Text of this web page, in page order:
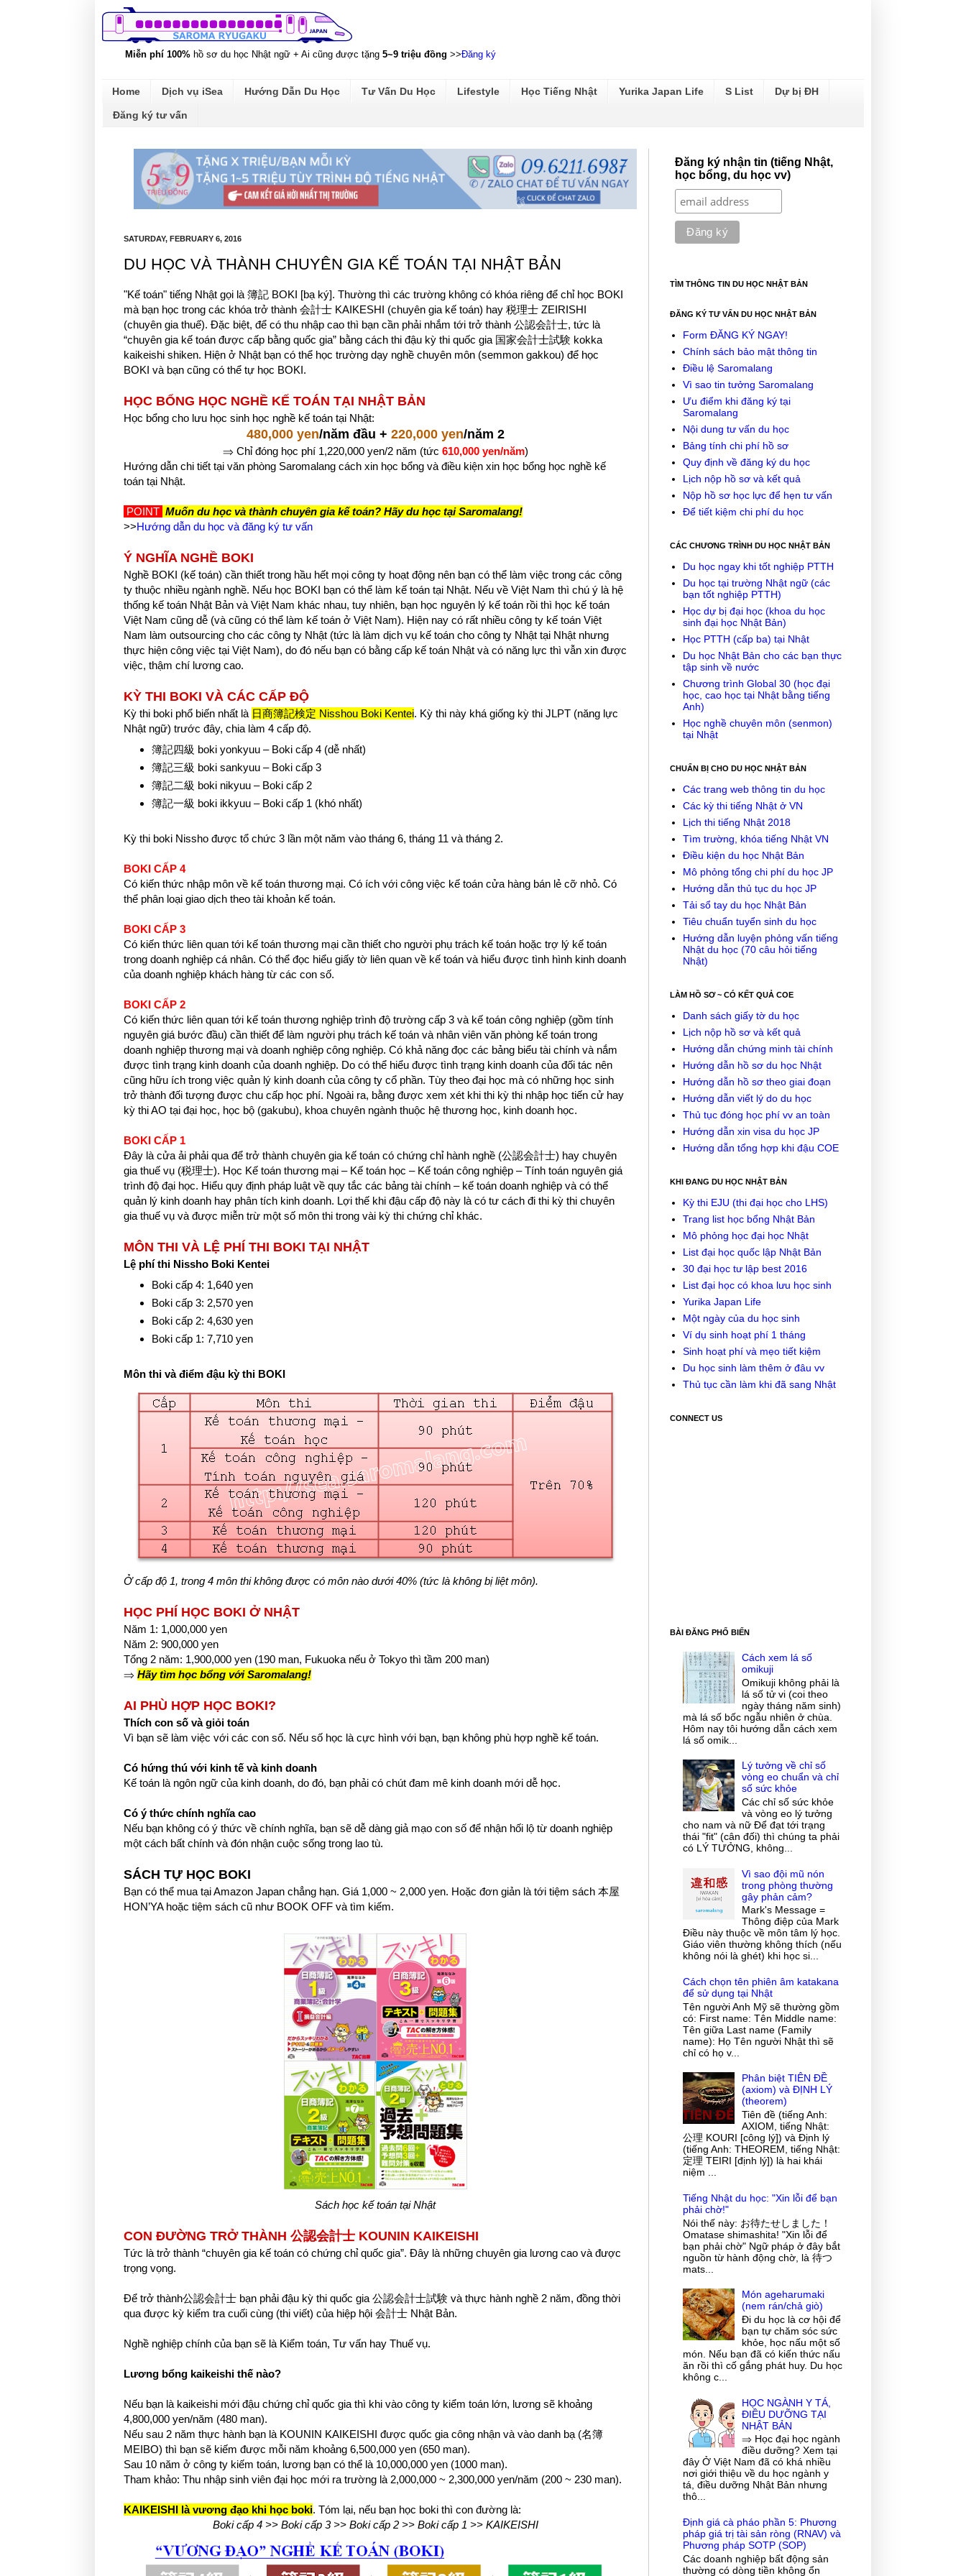
Miễn phí 100% hồ sơ du học Nhật ngữ + Ai cũng được tặng 5~9 triệu đồng >>Đăng ký
Home Dịch vụ iSea Hướng Dẫn Du Học Tư Vấn Du Học Lifestyle Học Tiếng Nhật Yurika Japan Life S List Dự bị ĐH
Đăng ký tư vấn
SATURDAY, FEBRUARY 6, 2016
DU HỌC VÀ THÀNH CHUYÊN GIA KẾ TOÁN TẠI NHẬT BẢN
"Kế toán" tiếng Nhật gọi là 簿記 BOKI [bạ ký]. Thường thì các trường không có khóa riêng để chỉ học BOKI
mà bạn học trong các khóa trở thành 会計士 KAIKESHI (chuyên gia kế toán) hay 税理士 ZEIRISHI
(chuyên gia thuế). Đặc biệt, để có thu nhập cao thì bạn cần phải nhắm tới trở thành 公認会計士, tức là
“chuyên gia kế toán được cấp bằng quốc gia” bằng cách thi đậu kỳ thi quốc gia 国家会計士試験 kokka
kaikeishi shiken. Hiện ở Nhật bạn có thể học trường dạy nghề chuyên môn (semmon gakkou) để học
BOKI và bạn cũng có thể tự học BOKI.
HỌC BỔNG HỌC NGHỀ KẾ TOÁN TẠI NHẬT BẢN
Học bổng cho lưu học sinh học nghề kế toán tại Nhật:
480,000 yen/năm đầu + 220,000 yen/năm 2
⇒ Chỉ đóng học phí 1,220,000 yen/2 năm (tức 610,000 yen/năm)
Hướng dẫn chi tiết tại văn phòng Saromalang cách xin học bổng và điều kiện xin học bổng học nghề kế
toán tại Nhật.
POINT Muốn du học và thành chuyên gia kế toán? Hãy du học tại Saromalang!
>>Hướng dẫn du học và đăng ký tư vấn
Ý NGHĨA NGHỀ BOKI
Nghề BOKI (kế toán) cần thiết trong hầu hết mọi công ty hoạt động nên bạn có thể làm việc trong các công
ty thuộc nhiều ngành nghề. Nếu học BOKI bạn có thể làm kế toán tại Nhật. Nếu về Việt Nam thì chú ý là hệ
thống kế toán Nhật Bản và Việt Nam khác nhau, tuy nhiên, bạn học nguyên lý kế toán rồi thì học kế toán
Việt Nam cũng dễ (và cũng có thể làm kế toán ở Việt Nam). Hiện nay có rất nhiều công ty kế toán Việt
Nam làm outsourcing cho các công ty Nhật (tức là làm dịch vụ kế toán cho công ty Nhật tại Nhật nhưng
thực hiện công việc tại Việt Nam), do đó nếu bạn có bằng cấp kế toán Nhật và có năng lực thì vẫn xin được
việc, thậm chí lương cao.
KỲ THI BOKI VÀ CÁC CẤP ĐỘ
Kỳ thi boki phổ biến nhất là 日商簿記検定 Nisshou Boki Kentei. Kỳ thi này khá giống kỳ thi JLPT (năng lực
Nhật ngữ) trước đây, chia làm 4 cấp độ.
簿記四級 boki yonkyuu – Boki cấp 4 (dễ nhất)
簿記三級 boki sankyuu – Boki cấp 3
簿記二級 boki nikyuu – Boki cấp 2
簿記一級 boki ikkyuu – Boki cấp 1 (khó nhất)
Kỳ thi boki Nissho được tổ chức 3 lần một năm vào tháng 6, tháng 11 và tháng 2.
BOKI CẤP 4
Có kiến thức nhập môn về kế toán thương mại. Có ích với công việc kế toán cửa hàng bán lẻ cỡ nhỏ. Có
thể phân loại giao dịch theo tài khoản kế toán.
BOKI CẤP 3
Có kiến thức liên quan tới kế toán thương mại cần thiết cho người phụ trách kế toán hoặc trợ lý kế toán
trong doanh nghiệp cá nhân. Có thể đọc hiểu giấy tờ liên quan về kế toán và hiểu được tình hình kinh doanh
của doanh nghiệp khách hàng từ các con số.
BOKI CẤP 2
Có kiến thức liên quan tới kế toán thương nghiệp trình độ trường cấp 3 và kế toán công nghiệp (gồm tính
nguyên giá bước đầu) cần thiết để làm người phụ trách kế toán và nhân viên văn phòng kế toán trong
doanh nghiệp thương mại và doanh nghiệp công nghiệp. Có khả năng đọc các bảng biểu tài chính và nắm
được tình trạng kinh doanh của doanh nghiệp. Do có thể hiểu được tình trạng kinh doanh của đối tác nên
cũng hữu ích trong việc quản lý kinh doanh của công ty cổ phần. Tùy theo đại học mà có những học sinh
trở thành đối tượng được chu cấp học phí. Ngoài ra, bằng được xem xét khi thi kỳ thi nhập học tiến cử hay
kỳ thi AO tại đại học, học bộ (gakubu), khoa chuyên ngành thuộc hệ thương học, kinh doanh học.
BOKI CẤP 1
Đây là cửa ải phải qua để trở thành chuyên gia kế toán có chứng chỉ hành nghề (公認会計士) hay chuyên
gia thuế vụ (税理士). Học Kế toán thương mại – Kế toán học – Kế toán công nghiệp – Tính toán nguyên giá
trình độ đại học. Hiểu quy định pháp luật về quy tắc các bảng tài chính – kế toán doanh nghiệp và có thể
quản lý kinh doanh hay phân tích kinh doanh. Lợi thế khi đậu cấp độ này là có tư cách đi thi kỳ thi chuyên
gia thuế vụ và được miễn trừ một số môn thi trong vài kỳ thi chứng chỉ khác.
MÔN THI VÀ LỆ PHÍ THI BOKI TẠI NHẬT
Lệ phí thi Nissho Boki Kentei
Boki cấp 4: 1,640 yen
Boki cấp 3: 2,570 yen
Boki cấp 2: 4,630 yen
Boki cấp 1: 7,710 yen
Môn thi và điểm đậu kỳ thi BOKI
Ở cấp độ 1, trong 4 môn thi không được có môn nào dưới 40% (tức là không bị liệt môn).
HỌC PHÍ HỌC BOKI Ở NHẬT
Năm 1: 1,000,000 yen
Năm 2: 900,000 yen
Tổng 2 năm: 1,900,000 yen (190 man, Fukuoka nếu ở Tokyo thì tầm 200 man)
⇒ Hãy tìm học bổng với Saromalang!
AI PHÙ HỢP HỌC BOKI?
Thích con số và giỏi toán
Vì bạn sẽ làm việc với các con số. Nếu số học là cực hình với bạn, bạn không phù hợp nghề kế toán.
Có hứng thú với kinh tế và kinh doanh
Kế toán là ngôn ngữ của kinh doanh, do đó, bạn phải có chút đam mê kinh doanh mới dễ học.
Có ý thức chính nghĩa cao
Nếu bạn không có ý thức về chính nghĩa, bạn sẽ dễ dàng giả mạo con số để nhận hối lộ từ doanh nghiệp
một cách bất chính và đón nhận cuộc sống trong lao tù.
SÁCH TỰ HỌC BOKI
Bạn có thể mua tại Amazon Japan chẳng hạn. Giá 1,000 ~ 2,000 yen. Hoặc đơn giản là tới tiệm sách 本屋
HON’YA hoặc tiệm sách cũ như BOOK OFF và tìm kiếm.
Sách học kế toán tại Nhật
CON ĐƯỜNG TRỞ THÀNH 公認会計士 KOUNIN KAIKEISHI
Tức là trở thành “chuyên gia kế toán có chứng chỉ quốc gia”. Đây là những chuyên gia lương cao và được
trọng vọng.
Để trở thành公認会計士 bạn phải đậu kỳ thi quốc gia 公認会計士試験 và thực hành nghề 2 năm, đồng thời
qua được kỳ kiểm tra cuối cùng (thi viết) của hiệp hội 会計士 Nhật Bản.
Nghề nghiệp chính của bạn sẽ là Kiểm toán, Tư vấn hay Thuế vụ.
Lương bổng kaikeishi thế nào?
Nếu bạn là kaikeishi mới đậu chứng chỉ quốc gia thì khi vào công ty kiểm toán lớn, lương sẽ khoảng
4,800,000 yen/năm (480 man).
Nếu sau 2 năm thực hành bạn là KOUNIN KAIKEISHI được quốc gia công nhận và vào danh bạ (名簿
MEIBO) thì bạn sẽ kiếm được mỗi năm khoảng 6,500,000 yen (650 man).
Sau 10 năm ở công ty kiếm toán, lương bạn có thể là 10,000,000 yen (1000 man).
Tham khảo: Thu nhập sinh viên đại học mới ra trường là 2,000,000 ~ 2,300,000 yen/năm (200 ~ 230 man).
KAIKEISHI là vương đạo khi học boki. Tóm lại, nếu bạn học boki thì con đường là:
Boki cấp 4 >> Boki cấp 3 >> Boki cấp 2 >> Boki cấp 1 >> KAIKEISHI
Đăng ký nhận tin (tiếng Nhật,
học bổng, du học vv)
TÌM THÔNG TIN DU HỌC NHẬT BẢN
ĐĂNG KÝ TƯ VẤN DU HỌC NHẬT BẢN
Form ĐĂNG KÝ NGAY!
Chính sách bảo mật thông tin
Điều lệ Saromalang
Vì sao tin tưởng Saromalang
Ưu điểm khi đăng ký tại
Saromalang
Nội dung tư vấn du học
Bảng tính chi phí hồ sơ
Quy định về đăng ký du học
Lịch nộp hồ sơ và kết quả
Nộp hồ sơ học lực để hẹn tư vấn
Để tiết kiệm chi phí du học
CÁC CHƯƠNG TRÌNH DU HỌC NHẬT BẢN
Du học ngay khi tốt nghiệp PTTH
Du học tại trường Nhật ngữ (các
bạn tốt nghiệp PTTH)
Học dự bị đại học (khoa du học
sinh đại học Nhật Bản)
Học PTTH (cấp ba) tại Nhật
Du học Nhật Bản cho các bạn thực
tập sinh về nước
Chương trình Global 30 (học đại
học, cao học tại Nhật bằng tiếng
Anh)
Học nghề chuyên môn (senmon)
tại Nhật
CHUẨN BỊ CHO DU HỌC NHẬT BẢN
Các trang web thông tin du học
Các kỳ thi tiếng Nhật ở VN
Lịch thi tiếng Nhật 2018
Tìm trường, khóa tiếng Nhật VN
Điều kiện du học Nhật Bản
Mô phỏng tổng chi phí du học JP
Hướng dẫn thủ tục du học JP
Tải sổ tay du học Nhật Bản
Tiêu chuẩn tuyển sinh du học
Hướng dẫn luyện phỏng vấn tiếng
Nhật du học (70 câu hỏi tiếng
Nhật)
LÀM HỒ SƠ ~ CÓ KẾT QUẢ COE
Danh sách giấy tờ du học
Lịch nộp hồ sơ và kết quả
Hướng dẫn chứng minh tài chính
Hướng dẫn hồ sơ du học Nhật
Hướng dẫn hồ sơ theo giai đoạn
Hướng dẫn viết lý do du học
Thủ tục đóng học phí vv an toàn
Hướng dẫn xin visa du học JP
Hướng dẫn tổng hợp khi đậu COE
KHI ĐANG DU HỌC NHẬT BẢN
Kỳ thi EJU (thi đại học cho LHS)
Trang list học bổng Nhật Bản
Mô phỏng học đại học Nhật
List đại học quốc lập Nhật Bản
30 đại học tư lập best 2016
List đại học có khoa lưu học sinh
Yurika Japan Life
Một ngày của du học sinh
Ví dụ sinh hoạt phí 1 tháng
Sinh hoạt phí và mẹo tiết kiệm
Du học sinh làm thêm ở đâu vv
Thủ tục cần làm khi đã sang Nhật
CONNECT US
BÀI ĐĂNG PHỔ BIẾN
Cách xem lá số
omikuji
Omikuji không phải là
lá số tử vi (coi theo
ngày tháng năm sinh)
mà lá số bốc ngẫu nhiên ở chùa.
Hôm nay tôi hướng dẫn cách xem
lá số omik...
Lý tưởng về chỉ số
vòng eo chuẩn và chỉ
số sức khỏe
Các chỉ số sức khỏe
và vòng eo lý tưởng
cho nam và nữ Để đạt tới trạng
thái "fit" (cân đối) thì chúng ta phải
có LÝ TƯỞNG, không...
Vì sao đội mũ nón
trong phòng thường
gây phản cảm?
Mark's Message =
Thông điệp của Mark
Điều này thuộc về môn tâm lý học.
Giáo viên thường không thích (nếu
không nói là ghét) khi học si...
Cách chọn tên phiên âm katakana
để sử dụng tại Nhật
Tên người Anh Mỹ sẽ thường gồm
có: First name: Tên Middle name:
Tên giữa Last name (Family
name): Họ Tên người Nhật thì sẽ
chỉ có họ v...
Phân biệt TIÊN ĐỀ
(axiom) và ĐỊNH LÝ
(theorem)
Tiên đề (tiếng Anh:
AXIOM, tiếng Nhật:
公理 KOURI [công lý]) và Định lý
(tiếng Anh: THEOREM, tiếng Nhật:
定理 TEIRI [định lý]) là hai khái
niệm ...
Tiếng Nhật du học: "Xin lỗi để bạn
phải chờ!"
Nói thế này: お待たせしました！
Omatase shimashita! "Xin lỗi để
bạn phải chờ" Ngữ pháp ở đây bắt
nguồn từ hành động chờ, là 待つ
mats...
Món ageharumaki
(nem rán/chả giò)
Đi du học là cơ hội để
bạn tự chăm sóc sức
khỏe, học nấu một số
món. Nếu bạn đã có kiến thức nấu
ăn rồi thì cố gắng phát huy. Du học
không c...
HỌC NGÀNH Y TÁ,
ĐIỀU DƯỠNG TẠI
NHẬT BẢN
⇒ Học đại học ngành
điều dưỡng? Xem tại
đây Ở Việt Nam đã có khá nhiều
nơi giới thiệu về du học ngành y
tá, điều dưỡng Nhật Bản nhưng
thô...
Định giá cà pháo phần 5: Phương
pháp giá trị tài sản ròng (RNAV) và
Phương pháp SOTP (SOP)
Các doanh nghiệp bất động sản
thường có dòng tiền không ổn